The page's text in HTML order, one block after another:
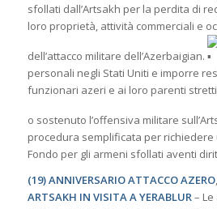
sfollati dall’Artsakh per la perdita di
loro proprietà, attività commerciali e
dell’attacco militare dell’Azerbaigian.
personali negli Stati Uniti e imporre
funzionari azeri e ai loro parenti
o sostenuto l’offensiva militare
procedura semplificata per richiedere
Fondo per gli armeni sfollati aventi
(19) ANNIVERSARIO ATTACCO AZERO,
ARTSAKH IN VISITA A YERABLUR– Le